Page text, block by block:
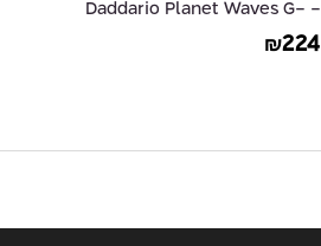
- Daddario Planet Waves G-
KIT-4 Professional Guitar
₪224